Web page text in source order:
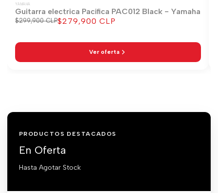
YAMAHA
Guitarra electrica Pacifica PAC012 Black - Yamaha
Precio
$299,900 CLPPrecio
$279,900 CLP
Ver oferta
PRODUCTOS DESTACADOS
En Oferta
Hasta Agotar Stock